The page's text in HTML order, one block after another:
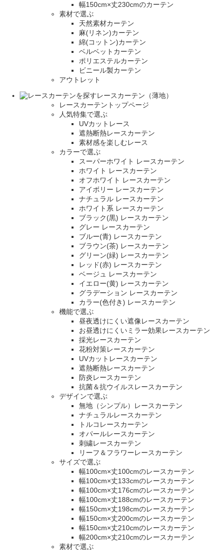
幅150cm×丈230cmのカーテン
素材で選ぶ
天然素材カーテン
麻(リネン)カーテン
綿(コットン)カーテン
ベルベットカーテン
ポリエステルカーテン
ビニール製カーテン
アウトレット
レースカーテン（薄地）
レースカーテントップページ
人気特集で選ぶ
UVカットレース
遮熱断熱レースカーテン
素材感を楽しむレース
カラーで選ぶ
スーパーホワイト レースカーテン
ホワイト レースカーテン
オフホワイト レースカーテン
アイボリー レースカーテン
ナチュラル レースカーテン
ホワイト系 レースカーテン
ブラック(黒) レースカーテン
グレー レースカーテン
ブルー(青) レースカーテン
ブラウン(茶) レースカーテン
グリーン(緑) レースカーテン
レッド(赤) レースカーテン
ベージュ レースカーテン
イエロー(黄) レースカーテン
グラデーション レースカーテン
カラー(色付き) レースカーテン
機能で選ぶ
昼夜透けにくい遮像レースカーテン
お昼透けにくいミラー効果レースカーテン
採光レースカーテン
花粉対策レースカーテン
UVカットレースカーテン
遮熱断熱レースカーテン
防炎レースカーテン
抗菌＆抗ウイルスレースカーテン
デザインで選ぶ
無地（シンプル）レースカーテン
ナチュラルレースカーテン
トルコレースカーテン
オパールレースカーテン
刺繍レースカーテン
リーフ＆フラワーレースカーテン
サイズで選ぶ
幅100cm×丈100cmのレースカーテン
幅100cm×丈133cmのレースカーテン
幅100cm×丈176cmのレースカーテン
幅100cm×丈188cmのレースカーテン
幅150cm×丈198cmのレースカーテン
幅150cm×丈200cmのレースカーテン
幅150cm×丈210cmのレースカーテン
幅200cm×丈210cmのレースカーテン
素材で選ぶ